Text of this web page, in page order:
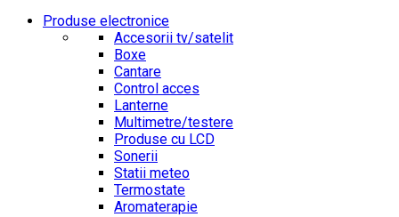
Produse electronice
Accesorii tv/satelit
Boxe
Cantare
Control acces
Lanterne
Multimetre/testere
Produse cu LCD
Sonerii
Statii meteo
Termostate
Aromaterapie